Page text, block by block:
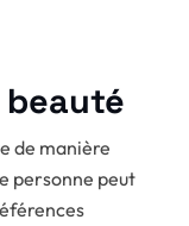
de manière
personne peut